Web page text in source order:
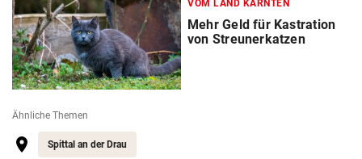
VOM LAND KÄRNTEN
Mehr Geld für Kastration
von Streunerkatzen
Ähnliche Themen
Spittal an der Drau